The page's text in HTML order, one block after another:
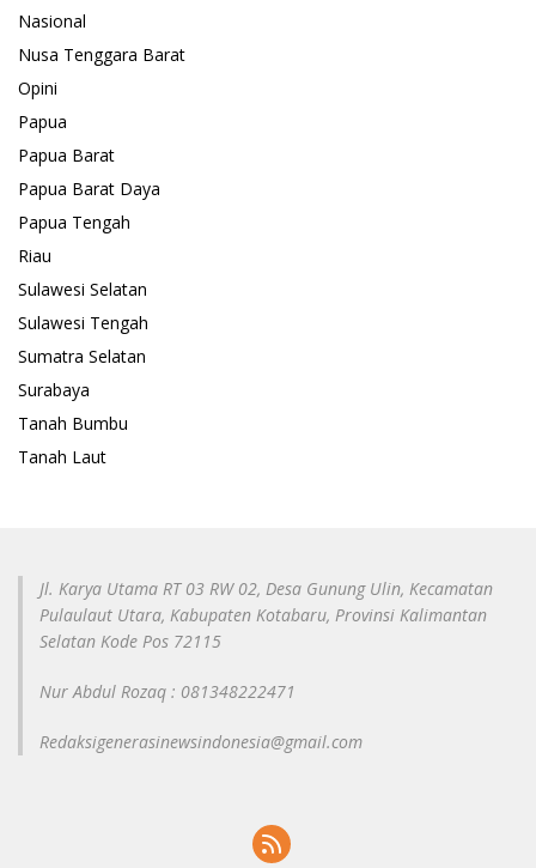
Nasional
Nusa Tenggara Barat
Opini
Papua
Papua Barat
Papua Barat Daya
Papua Tengah
Riau
Sulawesi Selatan
Sulawesi Tengah
Sumatra Selatan
Surabaya
Tanah Bumbu
Tanah Laut
Jl. Karya Utama RT 03 RW 02, Desa Gunung Ulin, Kecamatan
Pulaulaut Utara, Kabupaten Kotabaru, Provinsi Kalimantan
Selatan Kode Pos 72115
Nur Abdul Rozaq : 081348222471
Redaksigenerasinewsindonesia@gmail.com